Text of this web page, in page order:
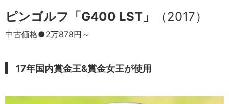
ピンゴルフ「G400 LST」 （2017）
中古価格●2万878円～
17年国内賞金王&賞金女王が使用